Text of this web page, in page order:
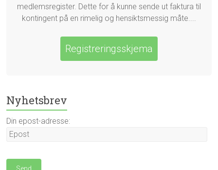
medlemsregister. Dette for å kunne sende ut faktura til
kontingent på en rimelig og hensiktsmessig måte....
Registreringsskjema
Nyhetsbrev
Din epost-adresse: